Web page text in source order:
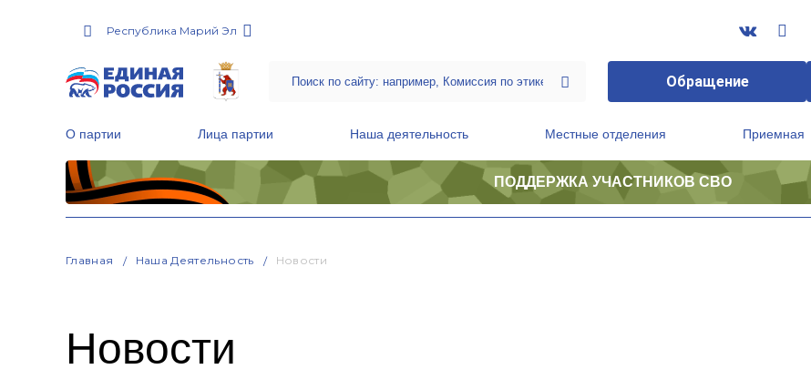
Республика Марий Эл
Обращение
О партии Лица партии Наша деятельность Местные отделения Приемная
ПОДДЕРЖКА УЧАСТНИКОВ СВО
Главная Наша Деятельность Новости
Новости